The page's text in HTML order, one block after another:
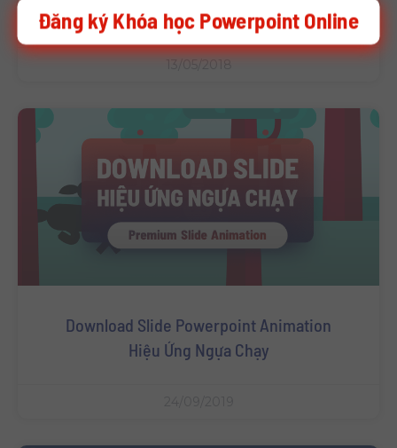
Template A4 [Full]
13/05/2018
Download Slide Powerpoint Animation
Hiệu Ứng Ngựa Chạy
Đăng ký Khóa học Powerpoint Online